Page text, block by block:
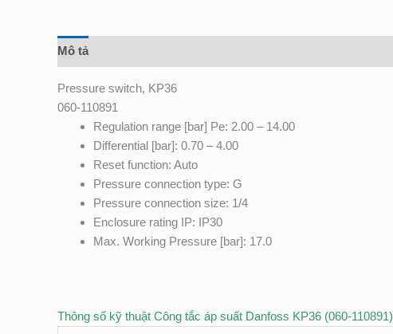
Mô tả
Pressure switch, KP36
060-110891
Regulation range [bar] Pe: 2.00 – 14.00
Differential [bar]: 0.70 – 4.00
Reset function: Auto
Pressure connection type: G
Pressure connection size: 1/4
Enclosure rating IP: IP30
Max. Working Pressure [bar]: 17.0
Thông số kỹ thuật Công tắc áp suất Danfoss KP36 (060-110891)